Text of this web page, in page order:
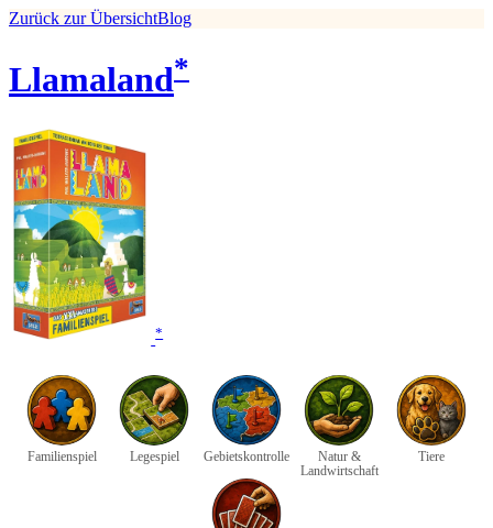
Zurück zur ÜbersichtBlog
Llamaland*
*
Familienspiel Legespiel Gebietskontrolle
Natur &
Landwirtschaft
Tiere